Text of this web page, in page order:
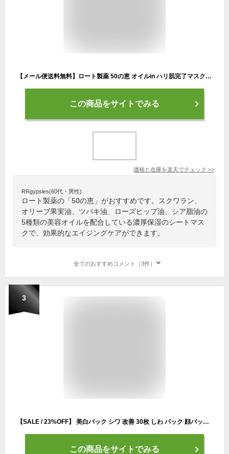
【メール便送料無料】ロート製薬 50の恵 オイルin ハリ肌完了マスク 30枚入 1個 (化粧品・スキンケア・エイジングケア)
この商品をサイトでみる
価格と在庫を楽天でチェック >>
RRgypsies(60代・男性)
ロート製薬の「50の恵」がおすすめです。スクワラン、
オリーブ果実油、ツバキ油、ローズヒップ油、シア脂油の
5種類の美容オイルを配合している濃厚保湿のシートマス
クで、効果的なエイジングケアができます。
全てのおすすめコメント（3件）
3
【SALE / 23%OFF】 美白パック シワ 改善 30枚 しわ パック 顔パック ナイアシンアミド パック 朝 美白 薬 用 医薬部外品 日本製 しわ改善 フェイスパック フェイスマスク フェイス シート パック ほうれい線 美白 マスク 顔 国産 毛穴 30代 40代 50代
この商品をサイトでみる